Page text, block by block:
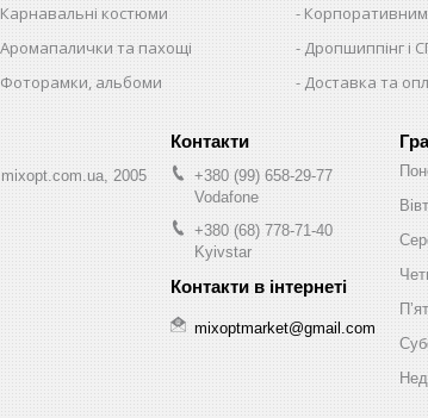
Карнавальні костюми
Аромапалички та пахощі
Фоторамки, альбоми
Корпоративним
Дропшиппінг і
Доставка та
2005
+380 (99) 658-29-77
Vodafone
+380 (68) 778-71-40
Kyivstar
mixoptmarket@gmail.com